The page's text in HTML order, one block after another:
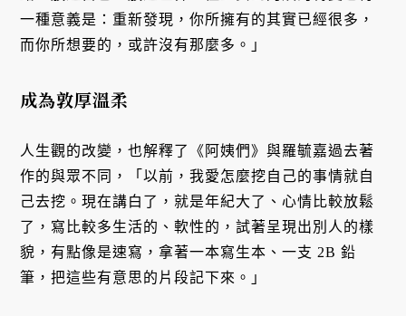
一種意義是：重新發現，你所擁有的其實已經很多，
而你所想要的，或許沒有那麼多。」
成為敦厚溫柔
人生觀的改變，也解釋了《阿姨們》與羅毓嘉過去著
作的與眾不同，「以前，我愛怎麼挖自己的事情就自
己去挖。現在講白了，就是年紀大了、心情比較放鬆
了，寫比較多生活的、軟性的，試著呈現出別人的樣
貌，有點像是速寫，拿著一本寫生本、一支 2B 鉛
筆，把這些有意思的片段記下來。」